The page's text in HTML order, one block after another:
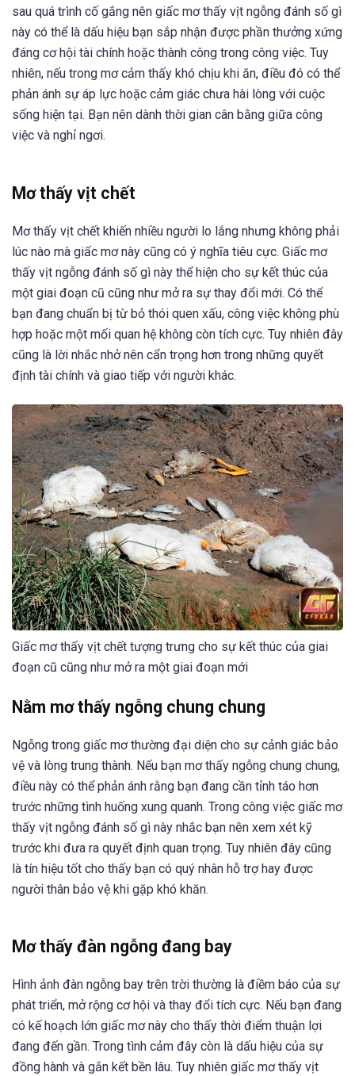
sau quá trình cố gắng nên giấc mơ thấy vịt ngỗng đánh số gì
này có thể là dấu hiệu bạn sắp nhận được phần thưởng xứng
đáng cơ hội tài chính hoặc thành công trong công việc. Tuy
nhiên, nếu trong mơ cảm thấy khó chịu khi ăn, điều đó có thể
phản ánh sự áp lực hoặc cảm giác chưa hài lòng với cuộc
sống hiện tại. Bạn nên dành thời gian cân bằng giữa công
việc và nghỉ ngơi.
Mơ thấy vịt chết
Mơ thấy vịt chết khiến nhiều người lo lắng nhưng không phải
lúc nào mà giấc mơ này cũng có ý nghĩa tiêu cực. Giấc mơ
thấy vịt ngỗng đánh số gì này thể hiện cho sự kết thúc của
một giai đoạn cũ cũng như mở ra sự thay đổi mới. Có thể
bạn đang chuẩn bị từ bỏ thói quen xấu, công việc không phù
hợp hoặc một mối quan hệ không còn tích cực. Tuy nhiên đây
cũng là lời nhắc nhở nên cẩn trọng hơn trong những quyết
định tài chính và giao tiếp với người khác.
Giấc mơ thấy vịt chết tượng trưng cho sự kết thúc của giai
đoạn cũ cũng như mở ra một giai đoạn mới
Nằm mơ thấy ngỗng chung chung
Ngỗng trong giấc mơ thường đại diện cho sự cảnh giác bảo
vệ và lòng trung thành. Nếu bạn mơ thấy ngỗng chung chung,
điều này có thể phản ánh rằng bạn đang cần tỉnh táo hơn
trước những tình huống xung quanh. Trong công việc giấc mơ
thấy vịt ngỗng đánh số gì này nhắc bạn nên xem xét kỹ
trước khi đưa ra quyết định quan trọng. Tuy nhiên đây cũng
là tín hiệu tốt cho thấy bạn có quý nhân hỗ trợ hay được
người thân bảo vệ khi gặp khó khăn.
Mơ thấy đàn ngỗng đang bay
Hình ảnh đàn ngỗng bay trên trời thường là điềm báo của sự
phát triển, mở rộng cơ hội và thay đổi tích cực. Nếu bạn đang
có kế hoạch lớn giấc mơ này cho thấy thời điểm thuận lợi
đang đến gần. Trong tình cảm đây còn là dấu hiệu của sự
đồng hành và gắn kết bền lâu. Tuy nhiên giấc mơ thấy vịt